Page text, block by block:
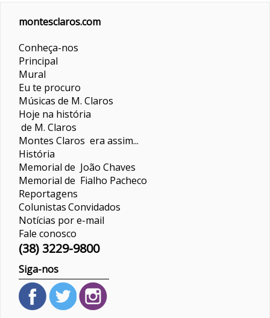
montesclaros.com
Conheça-nos
Principal
Mural
Eu te procuro
Músicas de M. Claros
Hoje na história
de M. Claros
Montes Claros era assim...
História
Memorial de João Chaves
Memorial de Fialho Pacheco
Reportagens
ColunistasConvidados
Notícias por e-mail
Fale conosco
(38) 3229-9800
Siga-nos